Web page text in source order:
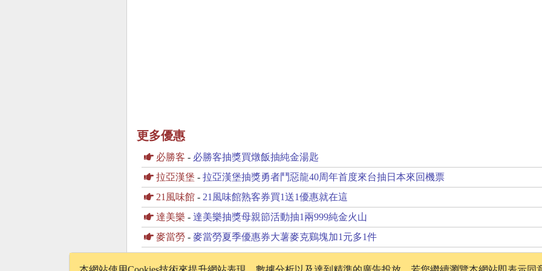
更多優惠
必勝客 - 必勝客抽獎買燉飯抽純金湯匙
拉亞漢堡 - 拉亞漢堡抽獎勇者鬥惡龍40周年首度來台抽日本來回機票
21風味館 - 21風味館熟客券買1送1優惠就在這
達美樂 - 達美樂抽獎母親節活動抽1兩999純金火山
麥當勞 - 麥當勞夏季優惠券大薯麥克鷄塊加1元多1件